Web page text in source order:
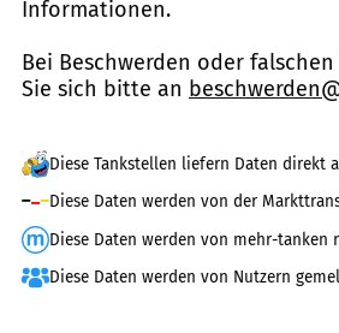
Informationen.
Bei Beschwerden oder
Sie sich bitte an
Diese Tankstellen liefern Daten direkt
Diese Daten werden von der
Diese Daten werden von mehr-tanken
Diese Daten werden von Nutzern